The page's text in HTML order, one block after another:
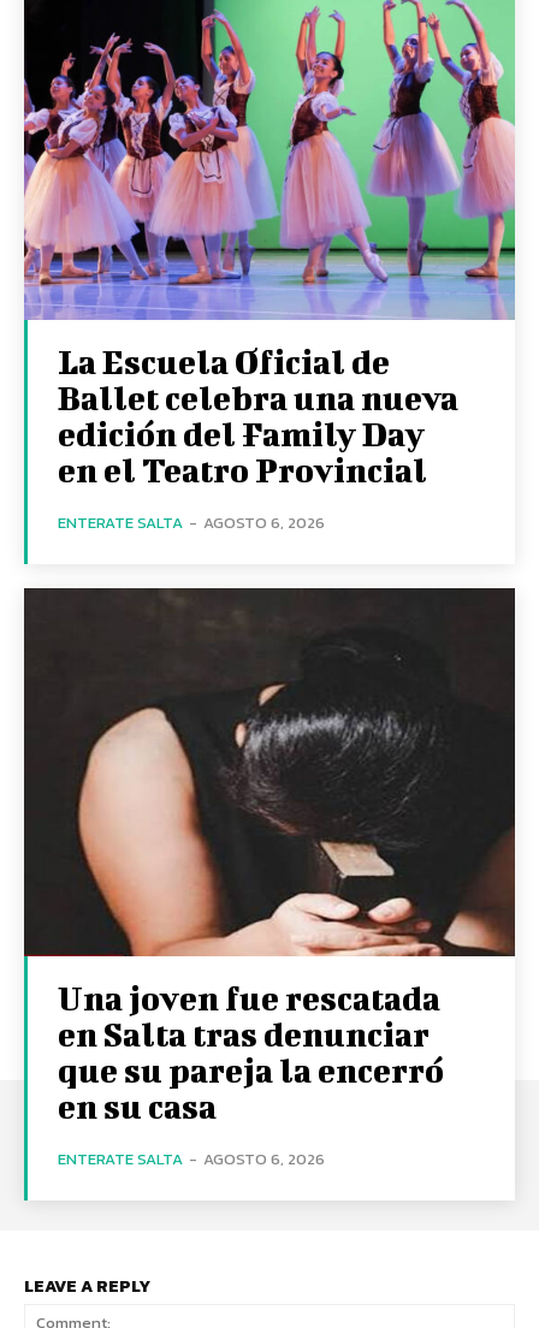
La Escuela Oficial de
Ballet celebra una nueva
edición del Family Day
en el Teatro Provincial
ENTERATE SALTA - AGOSTO 6, 2026
Una joven fue rescatada
en Salta tras denunciar
que su pareja la encerró
en su casa
ENTERATE SALTA - AGOSTO 6, 2026
LEAVE A REPLY